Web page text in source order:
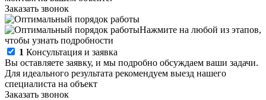
Заказать звонок
Нажмите на любой из этапов,
чтобы узнать подробности
1 Консультация и заявка
Вы оставляете заявку, и мы подробно обсуждаем ваши задачи.
Для идеального результата рекомендуем выезд нашего
специалиста на объект
Заказать звонок